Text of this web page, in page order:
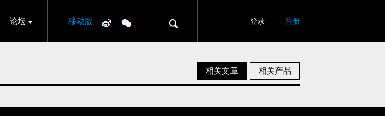
论坛 移动版 登录 注册
相关产品
相关文章